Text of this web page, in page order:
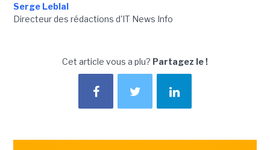
Serge Leblal
Directeur des rédactions d'IT News Info
Cet article vous a plu? Partagez le !